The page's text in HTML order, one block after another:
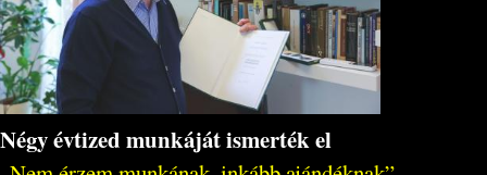
Négy évtized munkáját ismerték el